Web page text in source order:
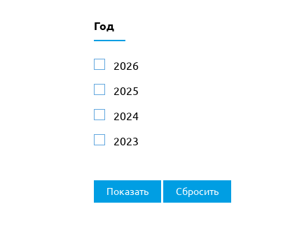
Год
2026
2025
2024
2023